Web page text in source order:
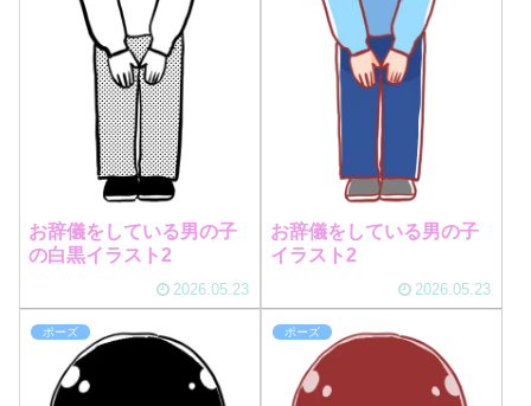
お辞儀をしている男の子
の白黒イラスト2
2026.05.23
お辞儀をしている男の子
イラスト2
2026.05.23
ポーズ ポーズ